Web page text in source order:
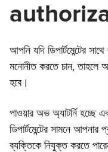
আপনি যদি ডিপার্টমেন্টের
মনোনীত করতে চান, তাহলে
হবে।
পাওয়ার অভ অ্যাটর্নি হচ্ছে
ডিপার্টমেন্টের সামনে
ব্যক্তিকে নিযুক্ত করতে